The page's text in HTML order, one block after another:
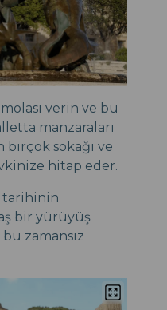
verin ve bu
manzaraları
birçok sokağı ve
hitap eder.
tarihinin
bir yürüyüş
zamansız